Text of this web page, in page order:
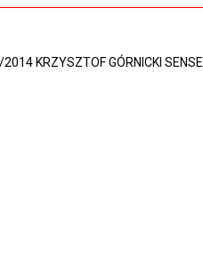
2014 KRZYSZTOF GÓRNICKI SENSEI